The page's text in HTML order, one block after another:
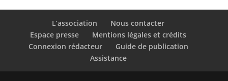
L’association
Nous contacter
Espace presse
Mentions légales et crédits
Connexion rédacteur
Guide de publication
Assistance